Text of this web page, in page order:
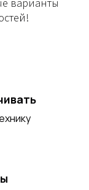
варианты